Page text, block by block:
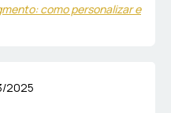
como personalizar e
2025